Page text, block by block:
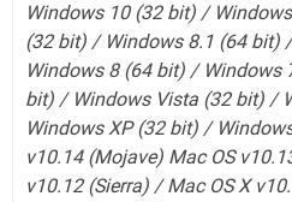
Windows 10 (32 bit) /
(32 bit) / Windows 8.1 (64 bit)
Windows 8 (64 bit) / Windows
bit) / Windows Vista (32 bit) /
Windows XP (32 bit) /
v10.14 (Mojave) Mac OS
v10.12 (Sierra) / Mac OS X